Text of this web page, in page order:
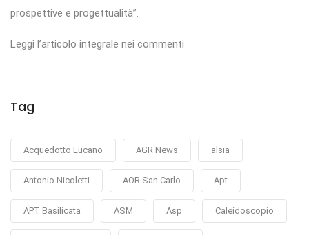
prospettive e progettualità”.
Leggi l’articolo integrale nei commenti
Tag
Acquedotto Lucano AGR News alsia
Antonio Nicoletti AOR San Carlo Apt
APT Basilicata ASM Asp Caleidoscopio